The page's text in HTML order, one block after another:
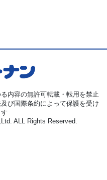
内容の無許可転載・転用を禁止
び国際条約によって保護を受け
ALL Rights Reserved.